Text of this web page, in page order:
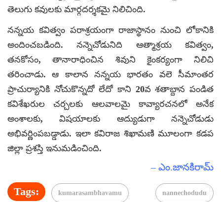
తెలుగు కవులకు మార్గదర్శకమై నిలిచింది.
నన్నయ కవిత్వం పరాశ్రయంగా రాజాస్థానం నుంచి లోకానికి
అందించబడింది. నన్నెచోడునిది ఆత్మాశ్రయ కవిత్వం,
తనకోసం, తానారాధించిన శివుని కైంకర్యంగా నిలిచి
తరించాడు. ఆ కాలాన నన్నయ భారతం వలె సీమాంతర
ప్రాచుర్యానికి నోచుకొన్నదో లేదో కాని 20వ శతాబ్దాన పండిత
కవిశేఖరుల చర్చలకు ఆలవాలమై కావ్యారచనలో అనేక
అంశాలకు, విషయాలకు ఆద్యుడుగా నన్నెచోడుడు
అభివర్ణింపబడ్డాడు. ఇలా కవిరాజ శిఖామణి మూలంగా కడప
జిల్లా ప్రశస్తి ఇనుమడించింది.
– ఎం.జానకిరామ్
Tags: kumarasambhavamu nannechodudu